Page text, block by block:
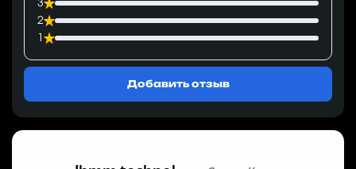
3
2
Добавить отзыв